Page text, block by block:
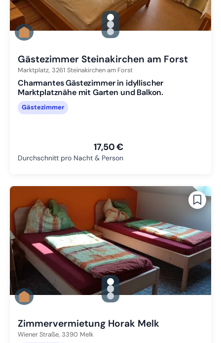
gallery.slide_selector
Zu Slide 1 wechseln
Zu Slide 2 wechseln
Zu Slide 3 wechseln
Gästezimmer Steinakirchen am Forst
Marktplatz, 3261 Steinakirchen am Forst
Charmantes Gästezimmer in idyllischer
Marktplatznähe mit Garten und Balkon.
Gästezimmer
17,50 €
Durchschnitt pro Nacht & Person
gallery.slide_selector
Zu Slide 1 wechseln
Zu Slide 2 wechseln
Zu Slide 3 wechseln
Zimmervermietung Horak Melk
Wiener Straße, 3390 Melk